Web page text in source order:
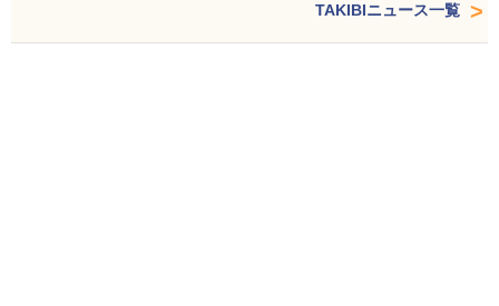
TAKIBIニュース一覧